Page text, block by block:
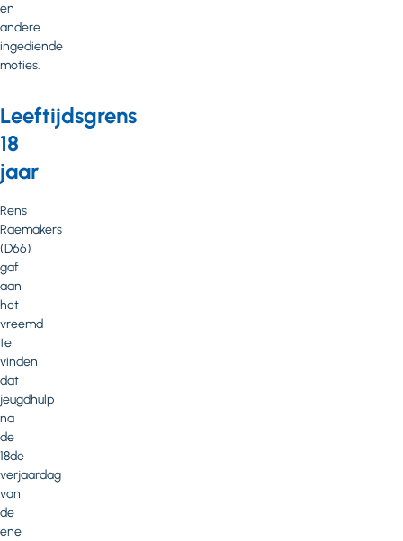
en
andere
ingediende
moties.
Leeftijdsgrens
18
jaar
Rens
Raemakers
(D66)
gaf
aan
het
vreemd
te
vinden
dat
jeugdhulp
na
de
18de
verjaardag
van
de
ene